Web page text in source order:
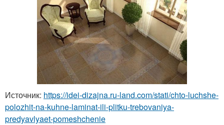
Источник: https://idei-dizajna.ru-land.com/stati/chto-luchshe-
polozhit-na-kuhne-laminat-ili-plitku-trebovaniya-
predyavlyaet-pomeshchenie